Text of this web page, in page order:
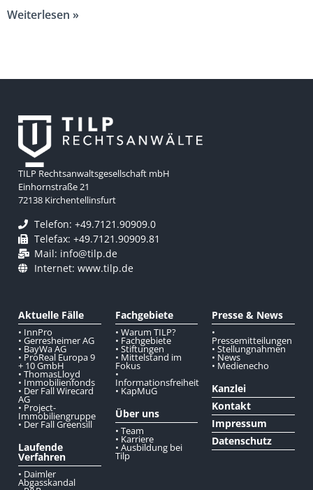
Weiterlesen »
TILP Rechtsanwaltsgesellschaft mbH
Einhornstraße 21
72138 Kirchentellinsfurt
Telefon: +49.7121.90909.0
Telefax: +49.7121.90909.81
Mail: info@tilp.de
Internet: www.tilp.de
Aktuelle Fälle
• InnPro
• Gerresheimer AG
• BayWa AG
• ProReal Europa 9
+ 10 GmbH
• ThomasLloyd
• Immobilienfonds
• Der Fall Wirecard
AG
• Project-
Immobiliengruppe
• Der Fall Greensill
Laufende
Verfahren
• Daimler
Abgasskandal
Fachgebiete
• Warum TILP?
• Fachgebiete
• Stiftungen
• Mittelstand im
Fokus
•
Informationsfreiheit
• KapMuG
Über uns
• Team
• Karriere
• Ausbildung bei
Tilp
Presse & News
•
Pressemitteilungen
• Stellungnahmen
• News
• Medienecho
Kanzlei
Kontakt
Impressum
Datenschutz